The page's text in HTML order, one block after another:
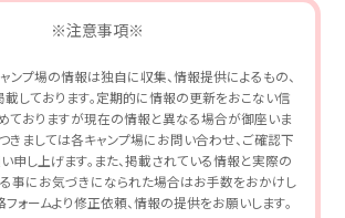
※注意事項※
ンプ場の情報は独自に収集、情報提供によるもの、
しております。定期的に情報の更新をおこない信
ておりますが現在の情報と異なる場合が御座いま
きましては各キャンプ場にお問い合わせ、ご確認下
申し上げます。また、掲載されている情報と実際の
事にお気づきになられた場合はお手数をおかけし
ォームより修正依頼、情報の提供をお願いします。